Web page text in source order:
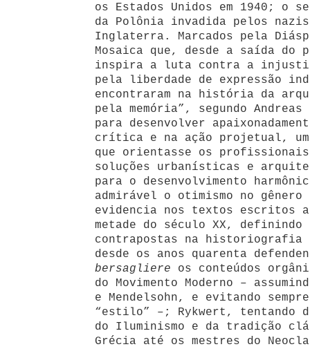
os Estados Unidos em 1940; o
da Polônia invadida pelos
Inglaterra. Marcados pela
Mosaica que, desde a saída do
inspira a luta contra a
pela liberdade de expressão
encontraram na história da
pela memória”, segundo Andreas
para desenvolver
crítica e na ação projetual,
que orientasse os profissionais
soluções urbanísticas e
para o desenvolvimento
admirável o otimismo no gênero
evidencia nos textos escritos
metade do século XX, definindo
contrapostas na historiografia
desde os anos quarenta
bersagliere os conteúdos
do Movimento Moderno –
e Mendelsohn, e evitando
“estilo” –; Rykwert, tentando
do Iluminismo e da tradição
Grécia até os mestres do